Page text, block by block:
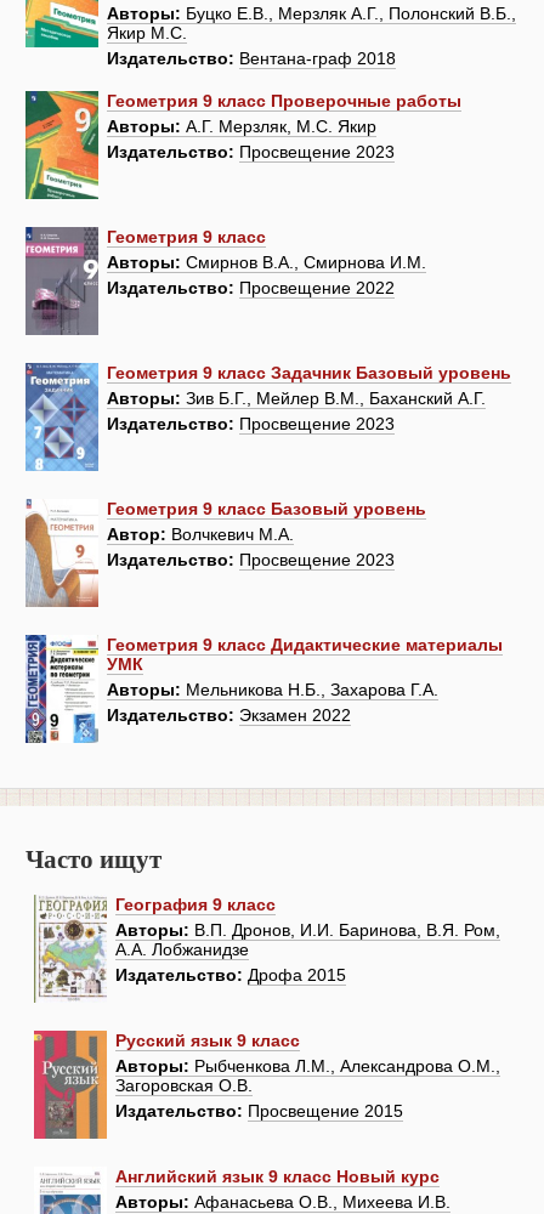
Авторы: Буцко Е.В., Мерзляк А.Г., Полонский В.Б.,
Якир М.С.
Издательство: Вентана-граф 2018
Геометрия 9 класс Проверочные работы
Авторы: А.Г. Мерзляк, М.С. Якир
Издательство: Просвещение 2023
Геометрия 9 класс
Авторы: Смирнов В.А., Смирнова И.М.
Издательство: Просвещение 2022
Геометрия 9 класс Задачник Базовый уровень
Авторы: Зив Б.Г., Мейлер В.М., Баханский А.Г.
Издательство: Просвещение 2023
Геометрия 9 класс Базовый уровень
Автор: Волчкевич М.А.
Издательство: Просвещение 2023
Геометрия 9 класс Дидактические материалы
УМК
Авторы: Мельникова Н.Б., Захарова Г.А.
Издательство: Экзамен 2022
Часто ищут
География 9 класс
Авторы: В.П. Дронов, И.И. Баринова, В.Я. Ром,
А.А. Лобжанидзе
Издательство: Дрофа 2015
Русский язык 9 класс
Авторы: Рыбченкова Л.М., Александрова О.М.,
Загоровская О.В.
Издательство: Просвещение 2015
Английский язык 9 класс Новый курс
Авторы: Афанасьева О.В., Михеева И.В.